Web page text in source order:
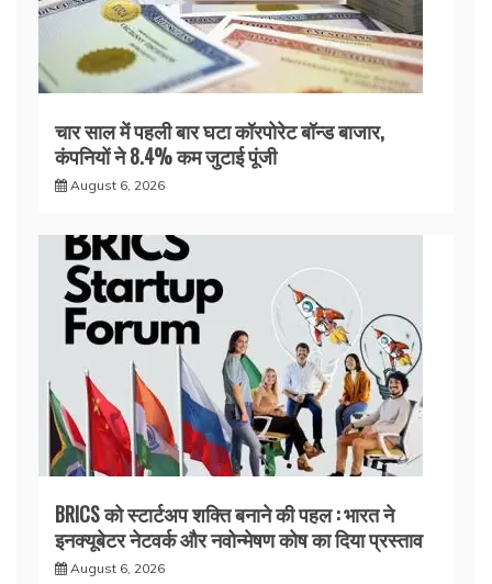
चार साल में पहली बार घटा कॉरपोरेट बॉन्ड बाजार,
कंपनियों ने 8.4% कम जुटाई पूंजी
August 6, 2026
BRICS को स्टार्टअप शक्ति बनाने की पहल : भारत ने
इनक्यूबेटर नेटवर्क और नवोन्मेषण कोष का दिया प्रस्ताव
August 6, 2026